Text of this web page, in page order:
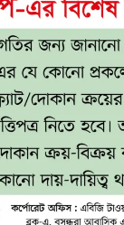
ট্রাইব্যুনালের
প্রথম শ্রেণিতে
দ্বিতীয় থেকে
ভর্তি পরীক্ষা
৫ শতাংশ মজুরি
নতুন মজুরি বোর্ড
শ্রমিক